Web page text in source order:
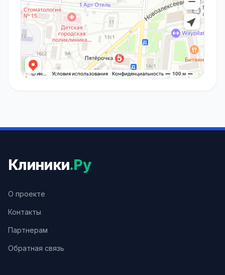
Клиники.Ру
О проекте
Контакты
Партнерам
Обратная связь